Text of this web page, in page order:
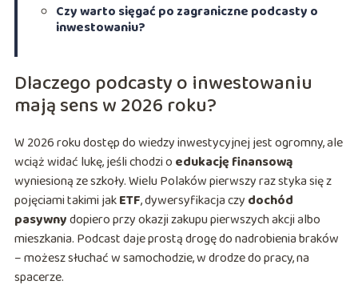
Czy warto sięgać po zagraniczne podcasty o
inwestowaniu?
Dlaczego podcasty o inwestowaniu
mają sens w 2026 roku?
W 2026 roku dostęp do wiedzy inwestycyjnej jest ogromny, ale
wciąż widać lukę, jeśli chodzi o edukację finansową
wyniesioną ze szkoły. Wielu Polaków pierwszy raz styka się z
pojęciami takimi jakETF, dywersyfikacja czy dochód
pasywnydopiero przy okazji zakupu pierwszych akcji albo
mieszkania. Podcast daje prostą drogę do nadrobienia braków
– możesz słuchać w samochodzie, w drodze do pracy, na
spacerze.